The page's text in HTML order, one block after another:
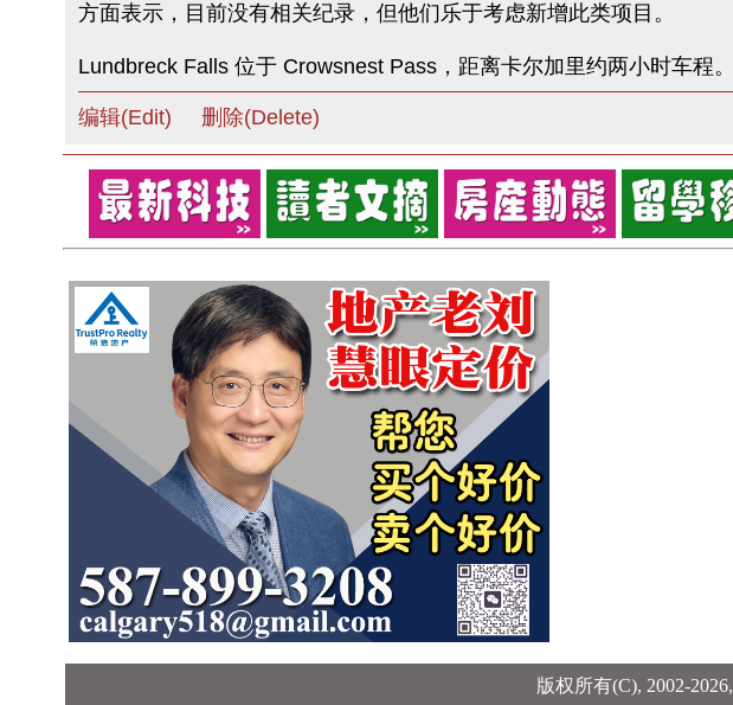
方面表示，目前没有相关纪录，但他们乐于考虑新增此类项目。
Lundbreck Falls 位于 Crowsnest Pass，距离卡尔加里约两小时车程。
编辑(Edit) 删除(Delete)
版权所有(C), 2002-2026,